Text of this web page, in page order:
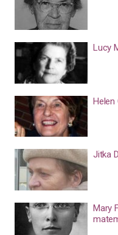
Lucy
Helen
Jitka
Mary